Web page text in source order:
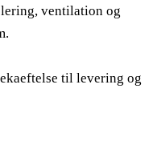
ventilation og
til levering og